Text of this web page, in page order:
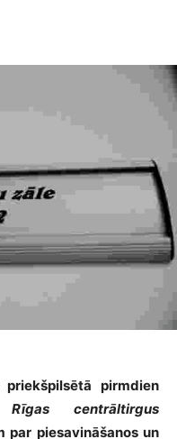
pirmdien
Rīgas centrāltirgus
par piesavināšanos un